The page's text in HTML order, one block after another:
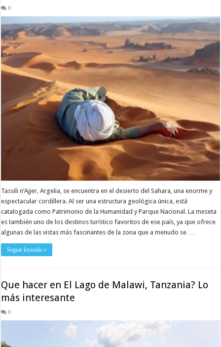
0
Tassili n’Ajjer, Argelia, se encuentra en el desierto del Sahara, una enorme y
espectacular cordillera. Al ser una estructura geológica única, está
catalogada como Patrimonio de la Humanidad y Parque Nacional. La meseta
es también uno de los destinos turístico favoritos de ese país, ya que ofrece
algunas de las vistas más fascinantes de la zona que a menudo se …
Seguir leyendo »
Que hacer en El Lago de Malawi, Tanzania? Lo
más interesante
0